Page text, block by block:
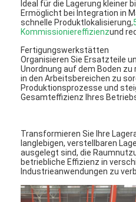
Zu Hause
Ideal für die Lagerung kleiner
Ermöglicht bei Integration in
schnelle Produktlokalisierung,
Kommissioniereffizienzund
Fertigungswerkstätten
Organisieren Sie Ersatzteile
Unordnung auf dem Boden
in den Arbeitsbereichen zu
Produktionsprozesse und
Gesamteffizienz Ihres
Transformieren Sie Ihre
langlebigen, verstellbaren
ausgelegt sind, die
betriebliche Effizienz in
Industrieanwendungen zu